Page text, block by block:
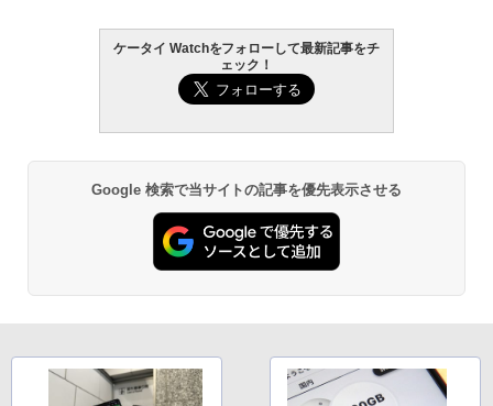
ケータイ Watchをフォローして最新記事をチ
ェック！
Google 検索で当サイトの記事を優先表示させる